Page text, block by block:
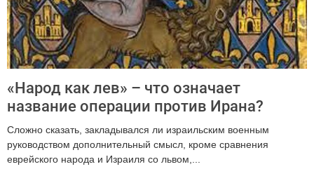
«Народ как лев» – что означает
название операции против Ирана?
Сложно сказать, закладывался ли израильским военным
руководством дополнительный смысл, кроме сравнения
еврейского народа и Израиля со львом,...